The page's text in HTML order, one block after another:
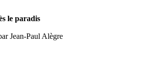
le paradis
Jean-Paul Alègre